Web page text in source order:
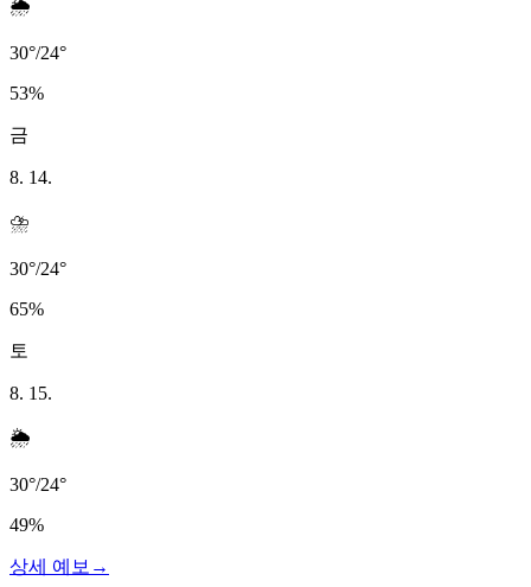
🌦️
30°/24°
53%
금
8. 14.
⛈️
30°/24°
65%
토
8. 15.
🌦️
30°/24°
49%
상세 예보 →